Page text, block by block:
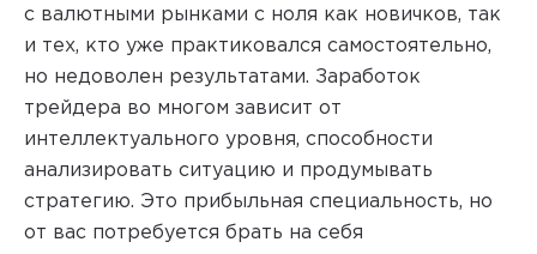
с валютными рынками с ноля как новичков, так
и тех, кто уже практиковался самостоятельно,
но недоволен результатами. Заработок
трейдера во многом зависит от
интеллектуального уровня, способности
анализировать ситуацию и продумывать
стратегию. Это прибыльная специальность, но
от вас потребуется брать на себя